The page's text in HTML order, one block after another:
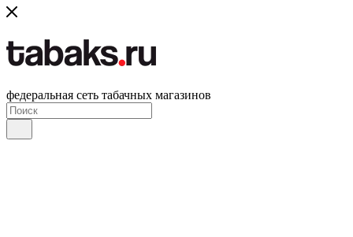
федеральная сеть табачных магазинов